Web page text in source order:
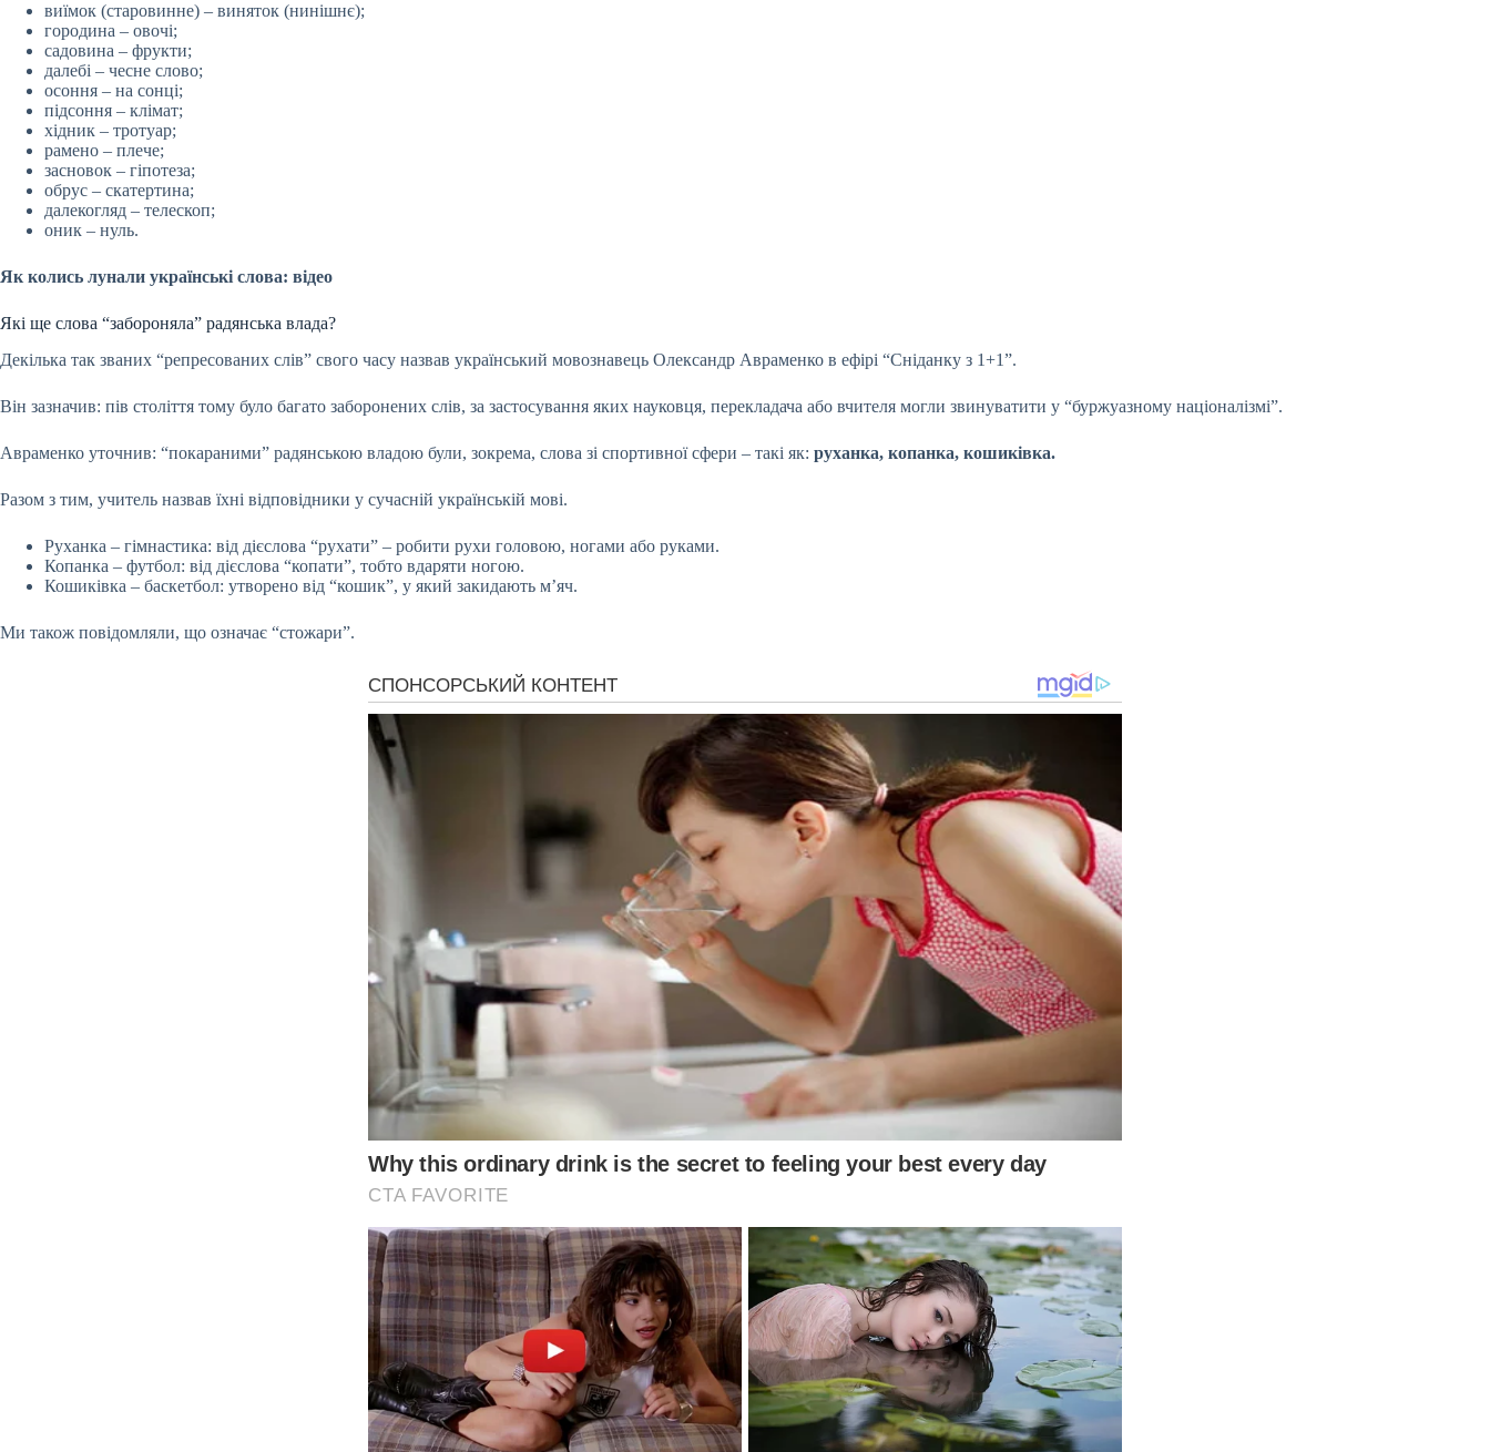
виїмок (старовинне) – виняток (нинішнє);
городина – овочі;
садовина – фрукти;
далебі – чесне слово;
осоння – на сонці;
підсоння – клімат;
хідник – тротуар;
рамено – плече;
засновок – гіпотеза;
обрус – скатертина;
далекогляд – телескоп;
оник – нуль.
Як колись лунали українські слова: відео
Які ще слова “забороняла” радянська влада?
Декілька так званих “репресованих слів” свого часу назвав український мовознавець Олександр Авраменко в ефірі “Сніданку з 1+1”.
Він зазначив: пів століття тому було багато заборонених слів, за застосування яких науковця, перекладача або вчителя могли звинуватити у “буржуазному націоналізмі”.
Авраменко уточнив: “покараними” радянською владою були, зокрема, слова зі спортивної сфери – такі як: руханка, копанка, кошиківка.
Разом з тим, учитель назвав їхні відповідники у сучасній українській мові.
Руханка – гімнастика: від дієслова “рухати” – робити рухи головою, ногами або руками.
Копанка – футбол: від дієслова “копати”, тобто вдаряти ногою.
Кошиківка – баскетбол: утворено від “кошик”, у який закидають м’яч.
Ми також повідомляли, що означає “стожари”.